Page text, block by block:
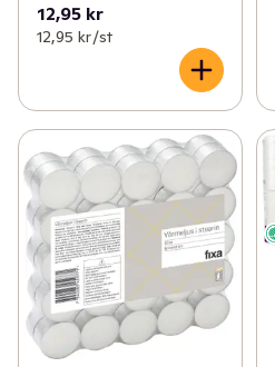
12,95 kr
12,95 kr /st